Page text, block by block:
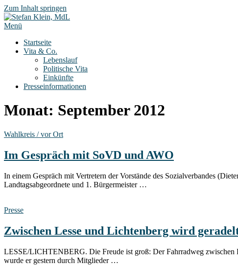
Zum Inhalt springen
Menü
Startseite
Vita & Co.
Lebenslauf
Politische Vita
Einkünfte
Presseinformationen
Monat: September 2012
Wahlkreis / vor Ort
Im Gespräch mit SoVD und AWO
In einem Gespräch mit Vertretern der Vorstände des Sozialverbandes
Landtagsabgeordnete und 1. Bürgermeister …
Presse
Zwischen Lesse und Lichtenberg wird
LESSE/LICHTENBERG. Die Freude ist groß: Der Fahrradweg zwischen
wurde er gestern durch Mitglieder …